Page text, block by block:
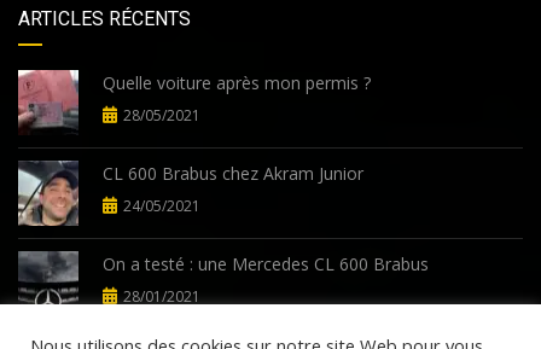
ARTICLES RÉCENTS
Quelle voiture après mon permis ?
28/05/2021
CL 600 Brabus chez Akram Junior
24/05/2021
On a testé : une Mercedes CL 600 Brabus
28/01/2021